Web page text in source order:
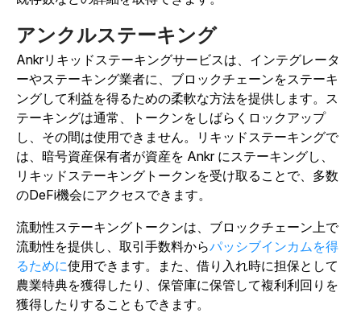
アンクルステーキング
Ankrリキッドステーキングサービスは、インテグレータ
ーやステーキング業者に、ブロックチェーンをステーキ
ングして利益を得るための柔軟な方法を提供します。ス
テーキングは通常、トークンをしばらくロックアップ
し、その間は使用できません。リキッドステーキングで
は、暗号資産保有者が資産を Ankr にステーキングし、
リキッドステーキングトークンを受け取ることで、多数
のDeFi機会にアクセスできます。
流動性ステーキングトークンは、ブロックチェーン上で
流動性を提供し、取引手数料からパッシブインカムを得
るために使用できます。また、借り入れ時に担保として
農業特典を獲得したり、保管庫に保管して複利利回りを
獲得したりすることもできます。